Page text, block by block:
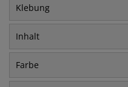
Klebung
Inhalt
Farbe